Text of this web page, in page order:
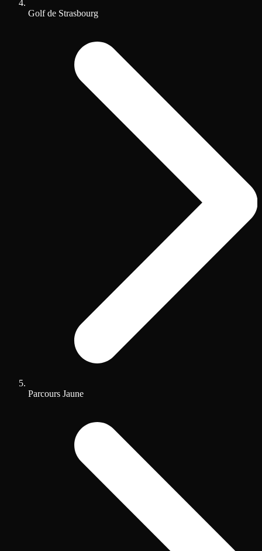
Golf de Strasbourg
Parcours Jaune